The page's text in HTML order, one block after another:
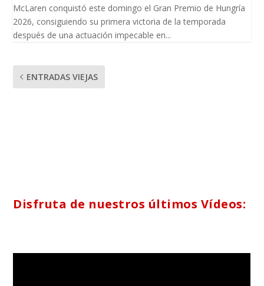
McLaren conquistó este domingo el Gran Premio de Hungría
2026, consiguiendo su primera victoria de la temporada
después de una actuación impecable en...
ENTRADAS VIEJAS
Disfruta de nuestros últimos Vídeos: